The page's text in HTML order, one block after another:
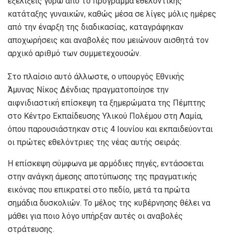
κατάταξης γυναικών, καθώς μέσα σε λίγες μόλις ημέρες
από την έναρξη της διαδικασίας, καταγράφηκαν
αποχωρήσεις και αναβολές που μειώνουν αισθητά τον
αρχικό αριθμό των συμμετεχουσών.
Στο πλαίσιο αυτό άλλωστε, ο υπουργός Εθνικής
Άμυνας Νίκος Δένδιας πραγματοποίησε την
αιφνιδιαστική επίσκεψη τα ξημερώματα της Πέμπτης
στο Κέντρο Εκπαίδευσης Υλικού Πολέμου στη Λαμία,
όπου παρουσιάστηκαν στις 4 Ιουνίου και εκπαιδεύονται
οι πρώτες εθελόντριες της νέας αυτής σειράς.
Η επίσκεψη σύμφωνα με αρμόδιες πηγές, εντάσσεται
στην ανάγκη άμεσης αποτύπωσης της πραγματικής
εικόνας που επικρατεί στο πεδίο, μετά τα πρώτα
σημάδια δυσκολιών. Το μέλος της κυβέρνησης θέλει να
μάθει για ποιο λόγο υπήρξαν αυτές οι αναβολές
στράτευσης.